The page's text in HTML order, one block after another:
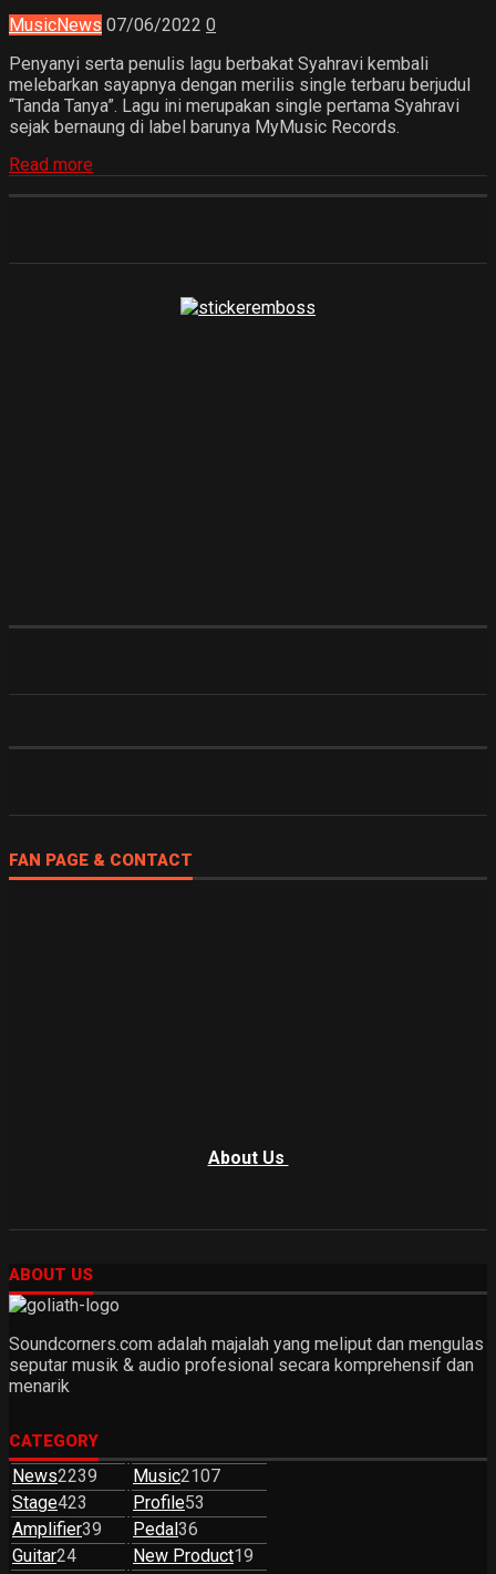
MusicNews 07/06/2022 0
Penyanyi serta penulis lagu berbakat Syahravi kembali
melebarkan sayapnya dengan merilis single terbaru berjudul
“Tanda Tanya”. Lagu ini merupakan single pertama Syahravi
sejak bernaung di label barunya MyMusic Records.
Read more
FAN PAGE & CONTACT
About Us
ABOUT US
Soundcorners.com adalah majalah yang meliput dan mengulas
seputar musik & audio profesional secara komprehensif dan
menarik
CATEGORY
News2239 Music2107
Stage423 Profile53
Amplifier39 Pedal36
Guitar24 New Product19